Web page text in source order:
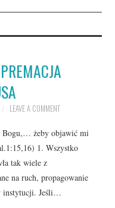
LEAVE A COMMENT
Bogu,… żeby objawić mi
1. Wszystko
tak wiele z
na ruch, propagowanie
instytucji. Jeśli…